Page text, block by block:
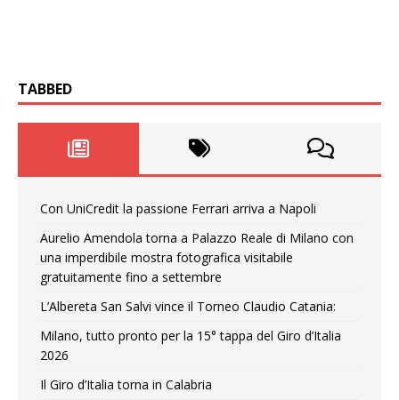
TABBED
Con UniCredit la passione Ferrari arriva a Napoli
Aurelio Amendola torna a Palazzo Reale di Milano con
una imperdibile mostra fotografica visitabile
gratuitamente fino a settembre
L’Albereta San Salvi vince il Torneo Claudio Catania:
Milano, tutto pronto per la 15° tappa del Giro d’Italia
2026
Il Giro d’Italia torna in Calabria